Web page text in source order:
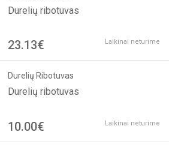
Durelių ribotuvas
23.13€ Laikinai neturime
Durelių Ribotuvas
Durelių ribotuvas
10.00€ Laikinai neturime